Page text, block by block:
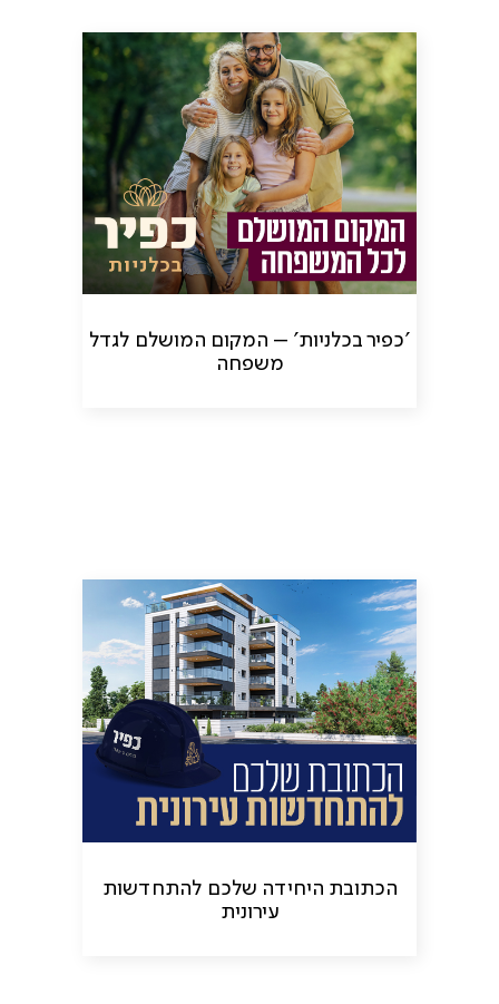
'כפיר בכלניות' – המקום המושלם לגדל
משפחה
הכתובת היחידה שלכם להתחדשות
עירונית